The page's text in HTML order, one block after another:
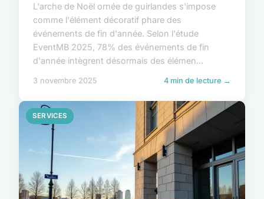
L'arche de Noël ornée de guirlandes s'impose
comme l'élément décoratif phare des
événements de fin d'année. Selon l'étude
EventMB 2025, 78% des événements de fin
d'année intègrent désormais des élémen...
3 novembre 2025 4 min de lecture →
SERVICES